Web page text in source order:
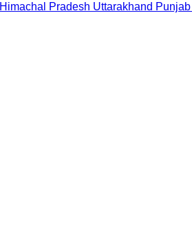
Himachal Pradesh Uttarakhand Punjab